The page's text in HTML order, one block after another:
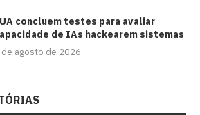
concluem testes para avaliar
de IAs hackearem sistemas
agosto de 2026